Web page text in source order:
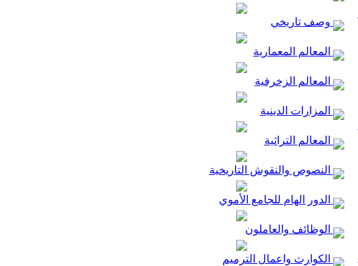
وصف تاريخي
المعالم المعمارية
المعالم الزخرفية
المزارات الدينية
المعالم التراثية
النصوص والنقوش التاريخية
الدور الهام للجامع الأموي
الوظائف والعاملون
الكوارث واعمال الترميم